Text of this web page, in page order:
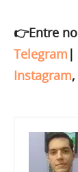
👉Entre
Telegram |
Instagram,